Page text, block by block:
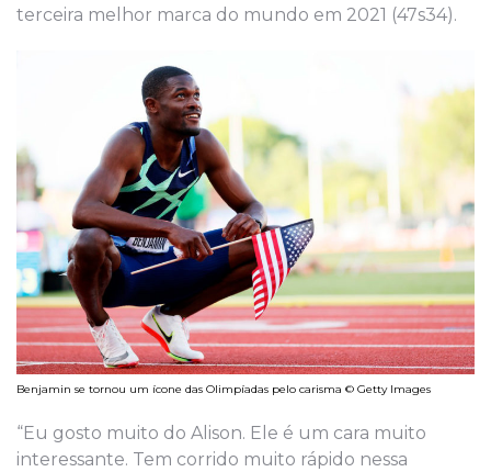
terceira melhor marca do mundo em 2021 (47s34).
Benjamin se tornou um ícone das Olimpíadas pelo carisma © Getty Images
“Eu gosto muito do Alison. Ele é um cara muito
interessante. Tem corrido muito rápido nessa